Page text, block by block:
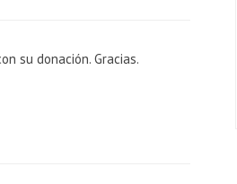
su donación. Gracias.